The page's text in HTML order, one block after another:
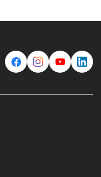
f ⌁ y in